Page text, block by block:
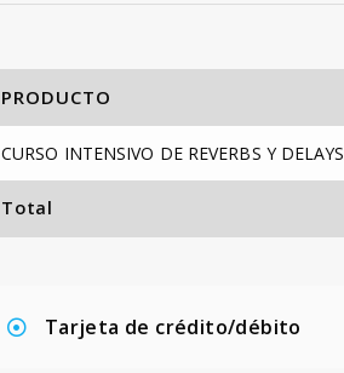
PRODUCTO
CURSO INTENSIVO DE REVERBS Y DELAYS
Total
Tarjeta de crédito/débito